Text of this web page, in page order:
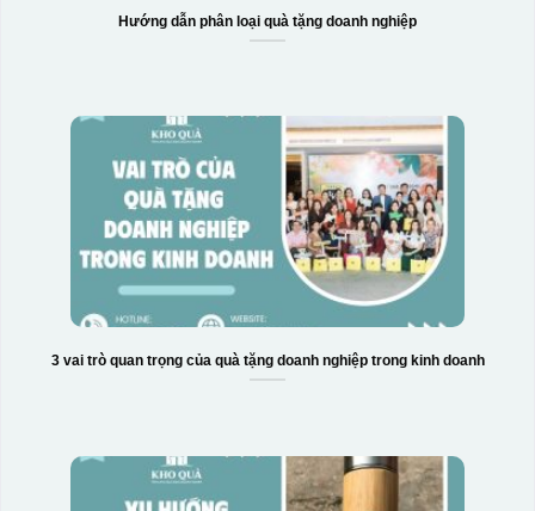
Hướng dẫn phân loại quà tặng doanh nghiệp
3 vai trò quan trọng của quà tặng doanh nghiệp trong kinh doanh